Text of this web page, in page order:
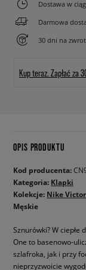
Dostawa w
Darmowa
30 dni na zwrot
Kup teraz. Zapłać za
OPIS PRODUKTU
Kod producenta:
Kategoria: Klapki
Kolekcje: Nike
Męskie
Sznurówki? W ciepłe
One to basenowo-
szlafroka, jak i przy
nieprzyzwoicie